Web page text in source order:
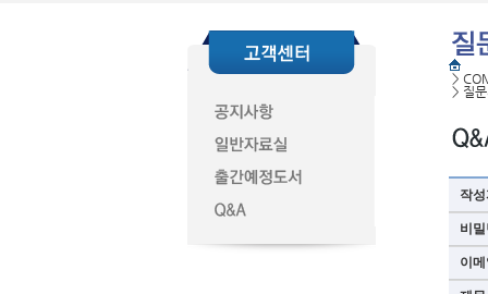
>
> 질
작
비
이